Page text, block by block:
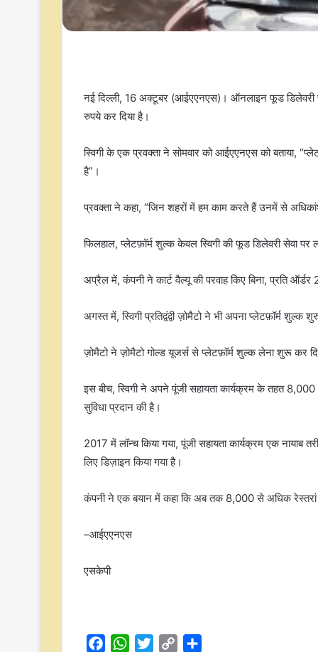
नई दिल्ली, 16 अक्टूबर (आईएएनएस)। ऑनलाइन फूड डिलेवरी
रुपये कर दिया है।
स्विगी के एक प्रवक्ता ने सोमवार को आईएएनएस को बताया,
है”।
प्रवक्ता ने कहा, “जिन शहरों में हम काम करते हैं उनमें से
फिलहाल, प्लेटफ़ॉर्म शुल्क केवल स्विगी की फूड डिलेवरी सेवा पर
अप्रैल में, कंपनी ने कार्ट वैल्यू की परवाह किए बिना, प्रति
अगस्त में, स्विगी प्रतिद्वंद्वी ज़ोमैटो ने भी अपना प्लेटफ़ॉर्म
ज़ोमैटो ने ज़ोमैटो गोल्ड यूजर्स से प्लेटफ़ॉर्म शुल्क लेना शुरू कर
इस बीच, स्विगी ने अपने पूंजी सहायता कार्यक्रम के तहत
सुविधा प्रदान की है।
2017 में लॉन्च किया गया, पूंजी सहायता कार्यक्रम एक नायाब
लिए डिज़ाइन किया गया है।
कंपनी ने एक बयान में कहा कि अब तक 8,000 से अधिक
–आईएएनएस
एसकेपी
W